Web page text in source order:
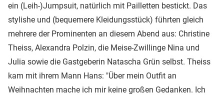
ein (Leih-)Jumpsuit, natürlich mit Pailletten bestickt. Das
stylishe und (bequemere Kleidungsstück) führten gleich
mehrere der Prominenten an diesem Abend aus: Christine
Theiss, Alexandra Polzin, die Meise-Zwillinge Nina und
Julia sowie die Gastgeberin Natascha Grün selbst. Theiss
kam mit ihrem Mann Hans: "Über mein Outfit an
Weihnachten mache ich mir keine großen Gedanken. Ich